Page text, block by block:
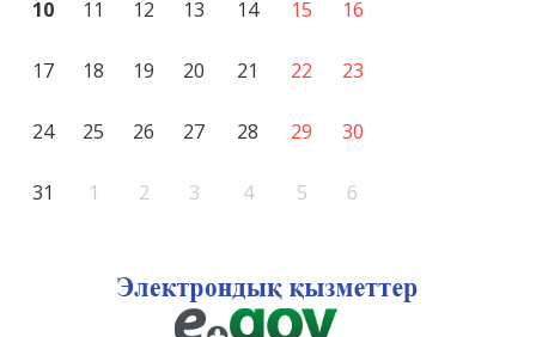
10 11 12 13 14 15 16
17 18 19 20 21 22 23
24 25 26 27 28 29 30
31 1 2 3 4 5 6